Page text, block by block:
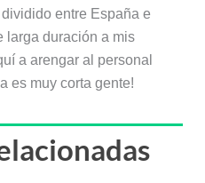
entre España e
larga duración a mis
a arengar al personal
es muy corta gente!